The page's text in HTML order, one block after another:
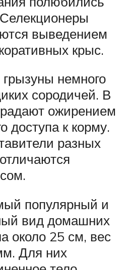
выведением
крыс.
немного
сородичей. В
ожирением
доступа к корму.
разных
популярный и
вид домашних
около 25 см, вес
Для них